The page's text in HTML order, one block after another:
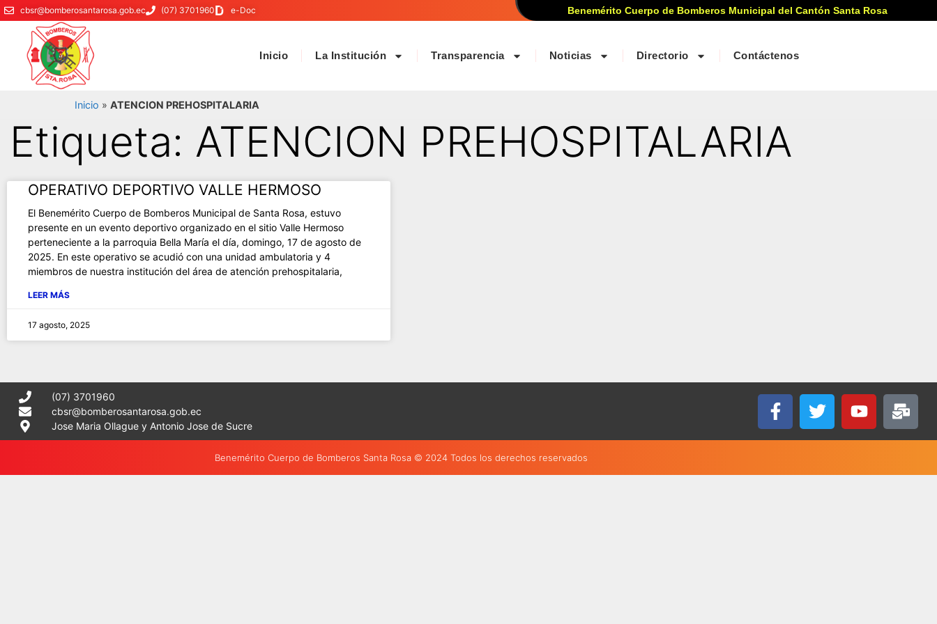
cbsr@bomberosantarosa.gob.ec (07) 3701960 e-Doc Benemérito Cuerpo de Bomberos Municipal del Cantón Santa Rosa
Inicio La Institución Transparencia Noticias Directorio Contáctenos
Inicio » ATENCION PREHOSPITALARIA
Etiqueta: ATENCION PREHOSPITALARIA
OPERATIVO DEPORTIVO VALLE HERMOSO
El Benemérito Cuerpo de Bomberos Municipal de Santa Rosa, estuvo
presente en un evento deportivo organizado en el sitio Valle Hermoso
perteneciente a la parroquia Bella María el día, domingo, 17 de agosto de
2025. En este operativo se acudió con una unidad ambulatoria y 4
miembros de nuestra institución del área de atención prehospitalaria,
LEER MÁS
17 agosto, 2025
(07) 3701960
cbsr@bomberosantarosa.gob.ec
Jose Maria Ollague y Antonio Jose de Sucre
Benemérito Cuerpo de Bomberos Santa Rosa © 2024 Todos los derechos reservados